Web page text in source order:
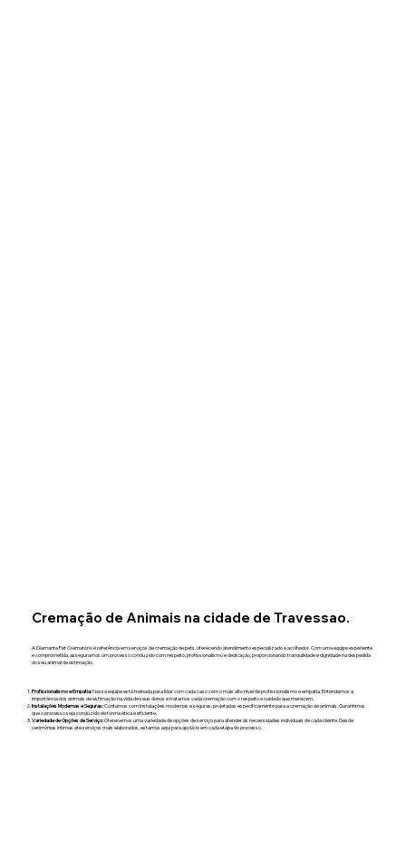
Cremação de Animais na cidade de Travessao.
A Diamante Pet Crematório é referência em serviços de cremação de pets, oferecendo atendimento especializado e acolhedor. Com uma equipe experiente
e comprometida, asseguramos um processo conduzido com respeito, profissionalismo e dedicação, proporcionando tranquilidade e dignidade na despedida
do seu animal de estimação.
Profissionalismo e Empatia:Nossa equipe está treinada para lidar com cada caso com o mais alto nível de profissionalismo e empatia. Entendemos a
importância dos animais de estimação na vida de seus donos e tratamos cada cremação com o respeito e cuidado que merecem.
Instalações Modernas e Seguras:Contamos com instalações modernas e seguras, projetadas especificamente para a cremação de animais. Garantimos
que o processo seja conduzido de forma ética e eficiente.
Variedade de Opções de Serviço:Oferecemos uma variedade de opções de serviço para atender às necessidades individuais de cada cliente. Desde
cerimônias íntimas até serviços mais elaborados, estamos aqui para apoiá-lo em cada etapa do processo.